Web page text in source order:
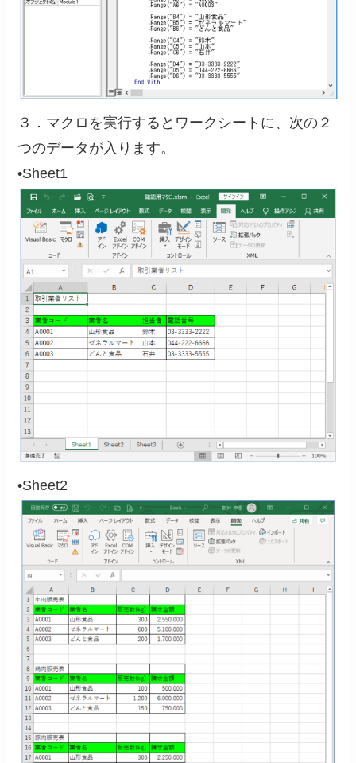
３．マクロを実行するとワークシートに、次の２
つのデータが入ります。
•Sheet1
•Sheet2